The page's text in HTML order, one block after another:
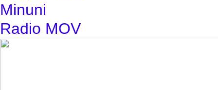
Minuni
Radio MOV